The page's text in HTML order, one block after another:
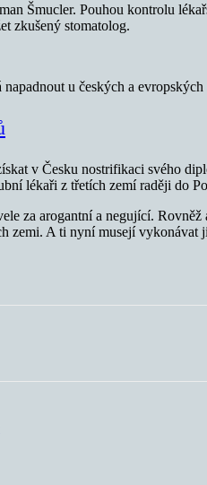
Šmucler. Pouhou kontrolu
zkušený stomatolog.
u českých a evropských
v Česku nostrifikaci svého
lékaři z třetích zemí raději do
za arogantní a negující.
zemi. A ti nyní musejí vykonávat